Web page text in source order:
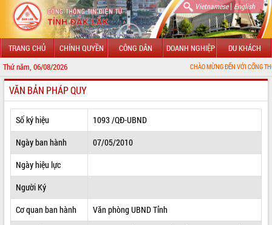
Vietnamese| English
TRANG CHỦ CHÍNH QUYỀN CÔNG DÂN DOANH NGHIỆP DU KHÁCH
Thứ năm, 06/08/2026 CHÀO MỪNG ĐẾN VỚI CỔNG THÔNG TIN
GIỚI THIỆU
LÃNH ĐẠO UBND TỈNH
TIN TỨC SỰ KIỆN
SỞ, BAN, NGÀNH
UBND CÁC XÃ, PHƯỜNG
THÔNG TIN CHỈ ĐẠO ĐIỀU HÀNH
VĂN BẢN PHÁP QUY
Số ký hiệu
1093 /QĐ-UBND
Ngày ban hành
07/05/2010
Ngày hiệu lực
Người Ký
Cơ quan ban hành
Văn phòng UBND Tỉnh